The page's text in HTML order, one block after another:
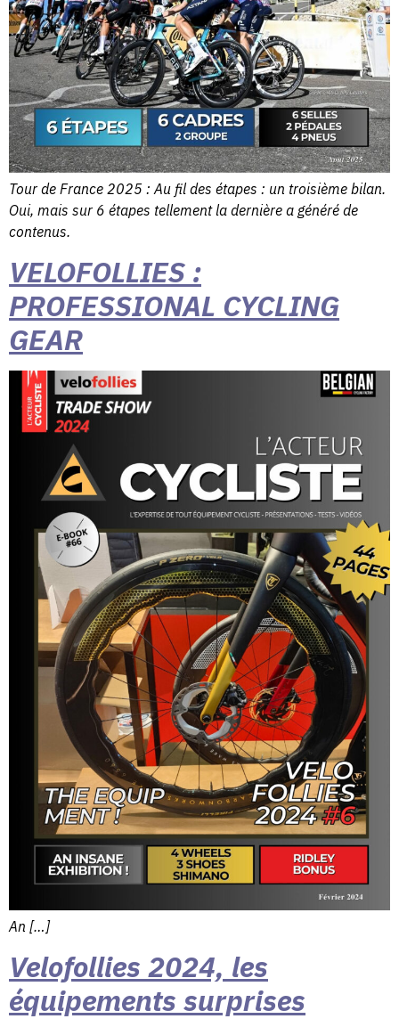
Tour de France 2025 : Au fil des étapes : un troisième bilan.
Oui, mais sur 6 étapes tellement la dernière a généré de
contenus.
VELOFOLLIES :
PROFESSIONAL CYCLING
GEAR
An […]
Velofollies 2024, les
équipements surprises